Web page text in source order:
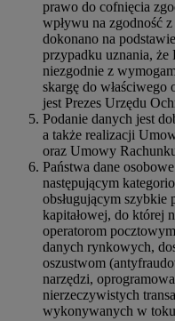
prawo do cofnięcia
wpływu na zgodność
dokonano na
przypadku uznania, że
niezgodnie z
skargę do właściwego
jest Prezes Urzędu
Podanie danych jest
a także realizacji
oraz Umowy
Państwa dane
następującym
obsługującym szybkie
kapitałowej, do której
operatorom
danych rynkowych,
oszustwom
narzędzi,
nierzeczywistych
wykonywanych w